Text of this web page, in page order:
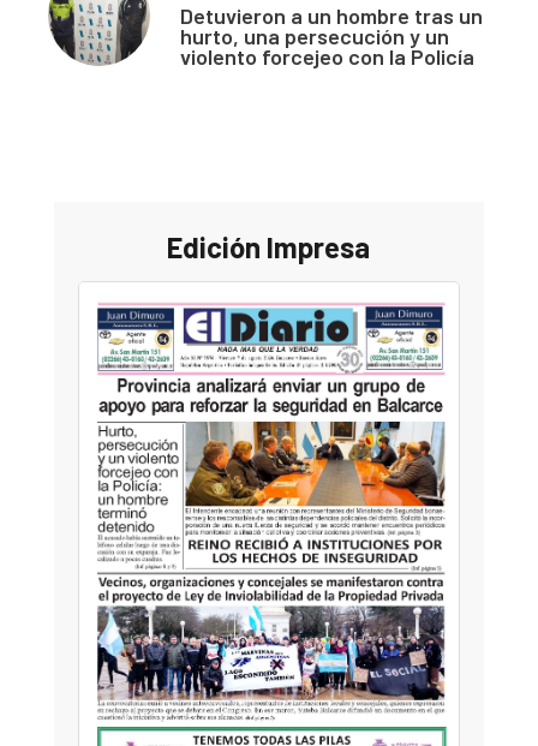
Detuvieron a un hombre tras un
hurto, una persecución y un
violento forcejeo con la Policía
Edición Impresa